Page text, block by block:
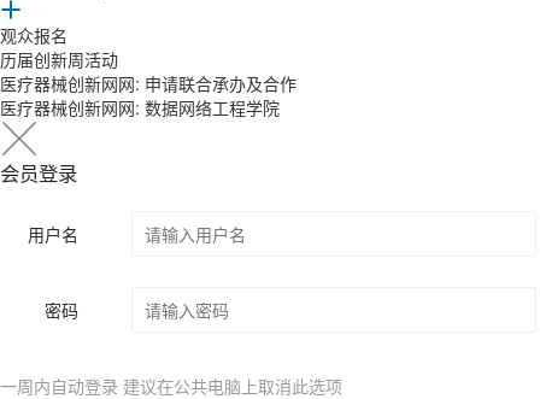
观众报名
历届创新周活动
医疗器械创新网网: 申请联合承办及合作
医疗器械创新网网: 数据网络工程学院
会员登录
用户名
密码
一周内自动登录 建议在公共电脑上取消此选项